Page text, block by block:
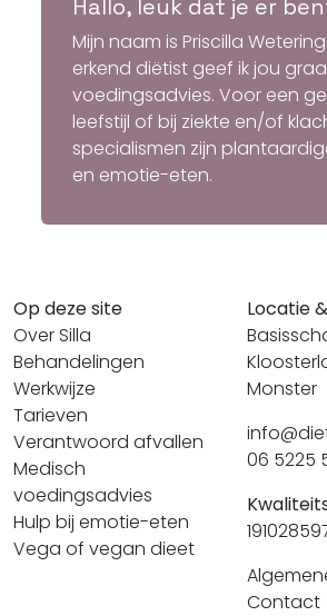
Hallo, leuk dat je er
Mijn naam is Priscilla
erkend diëtist geef ik jou
voedingsadvies. Voor een
leefstijl of bij ziekte en/of
specialismen zijn
en emotie-eten.
Op deze site
Over Silla
Behandelingen
Werkwijze
Tarieven
Verantwoord afvallen
Medisch
voedingsadvies
Hulp bij emotie-eten
Vega of vegan dieet
Locatie
Monster
06 5225
Contact